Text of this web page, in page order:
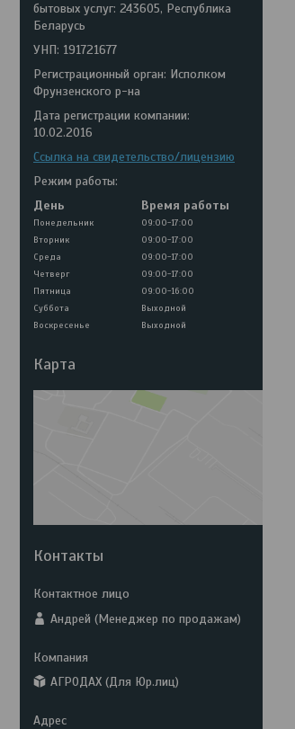
бытовых услуг: 243605, Республика
Беларусь
УНП: 191721677
Регистрационный орган: Исполком
Фрунзенского р-на
Дата регистрации компании:
10.02.2016
Ссылка на свидетельство/лицензию
Режим работы:
День
Время работы
Понедельник
09:00-17:00
Вторник
09:00-17:00
Среда
09:00-17:00
Четверг
09:00-17:00
Пятница
09:00-16:00
Суббота
Выходной
Воскресенье
Выходной
Карта
Контакты
Андрей (Менеджер по продажам)
АГРОДАХ (Для Юр.лиц)